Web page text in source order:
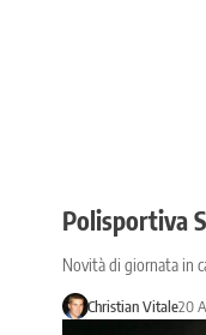
Polisportiva
Novità di giornata in
Christian Vitale20